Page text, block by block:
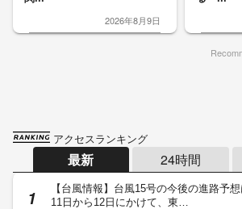
2026年8月9日
アクセスランキング
最新 24時間
【台風情報】台風15号の今後の進路予
11日から12日にかけて、東…